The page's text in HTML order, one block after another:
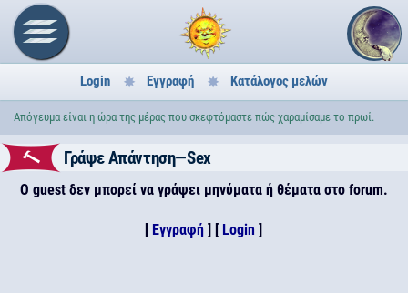
Login Εγγραφή Κατάλογος μελών
Απόγευμα είναι η ώρα της μέρας που σκεφτόμαστε πώς χαραμίσαμε το πρωί.
Γράψε Απάντηση—Sex
Ο guest δεν μπορεί να γράψει μηνύματα ή θέματα στο forum.
[ Εγγραφή ] [ Login ]